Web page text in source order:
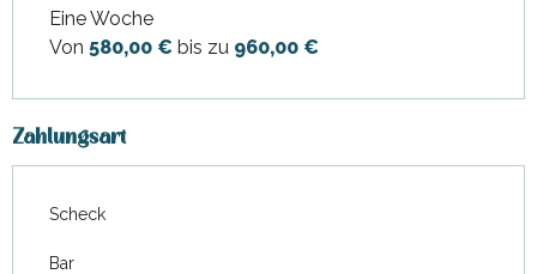
Eine Woche
Von 580,00 € bis zu 960,00 €
Zahlungsart
Scheck
Bar